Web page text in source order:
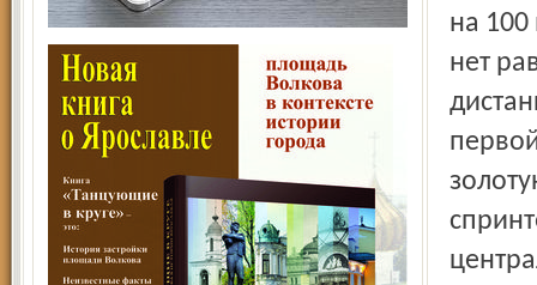
на 100
нет